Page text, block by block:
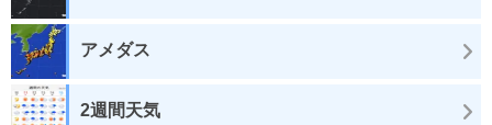
アメダス
2週間天気